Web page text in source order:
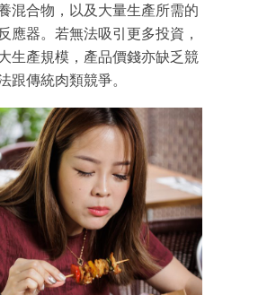
混合物，以及大量生產所需的
應器。若無法吸引更多投資，
生產規模，產品價錢亦缺乏競
跟傳統肉類競爭。